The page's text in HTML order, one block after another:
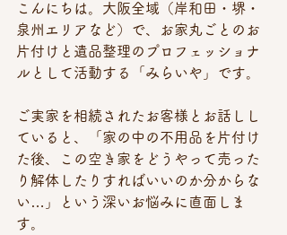
こんにちは。大阪全域（岸和田・堺・
泉州エリアなど）で、お家丸ごとのお
片付けと遺品整理のプロフェッショナ
ルとして活動する「みらいや」です。
ご実家を相続されたお客様とお話しし
ていると、「家の中の不用品を片付け
た後、この空き家をどうやって売った
り解体したりすればいいのか分からな
い…」という深いお悩みに直面しま
す。